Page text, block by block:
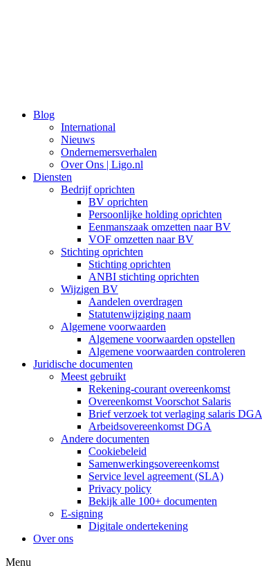
Blog
International
Nieuws
Ondernemersverhalen
Over Ons | Ligo.nl
Diensten
Bedrijf oprichten
BV oprichten
Persoonlijke holding oprichten
Eenmanszaak omzetten naar BV
VOF omzetten naar BV
Stichting oprichten
Stichting oprichten
ANBI stichting oprichten
Wijzigen BV
Aandelen overdragen
Statutenwijziging naam
Algemene voorwaarden
Algemene voorwaarden opstellen
Algemene voorwaarden controleren
Juridische documenten
Meest gebruikt
Rekening-courant overeenkomst
Overeenkomst Voorschot Salaris
Brief verzoek tot verlaging salaris DGA
Arbeidsovereenkomst DGA
Andere documenten
Cookiebeleid
Samenwerkingsovereenkomst
Service level agreement (SLA)
Privacy policy
Bekijk alle 100+ documenten
E-signing
Digitale ondertekening
Over ons
Menu